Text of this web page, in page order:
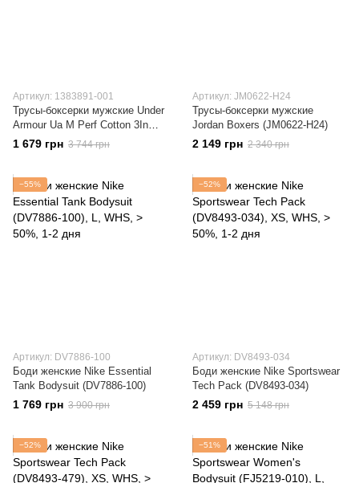
Артикул: 1383891-001
Трусы-боксерки мужские Under
Armour Ua M Perf Cotton 3In
(1383891-001)
1 679 грн 3 744 грн
Артикул: JM0622-H24
Трусы-боксерки мужские
Jordan Boxers (JM0622-H24)
2 149 грн 2 340 грн
−55%
Артикул: DV7886-100
Боди женские Nike Essential
Tank Bodysuit (DV7886-100)
1 769 грн 3 900 грн
−52%
Артикул: DV8493-034
Боди женские Nike Sportswear
Tech Pack (DV8493-034)
2 459 грн 5 148 грн
−52% −51%